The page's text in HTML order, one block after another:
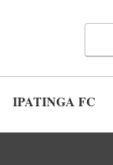
IPATINGA FC